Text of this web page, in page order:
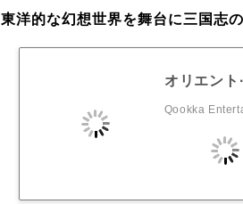
東洋的な幻想世界を舞台に三国志
オリエント
Qookka